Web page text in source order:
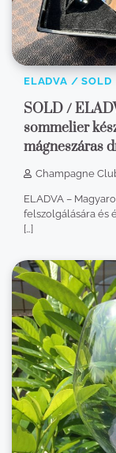
ELADVA / SOLD
SOLD /
sommelier
mágneszáras
Champagne
ELADVA –
felszolgálására és
[…]